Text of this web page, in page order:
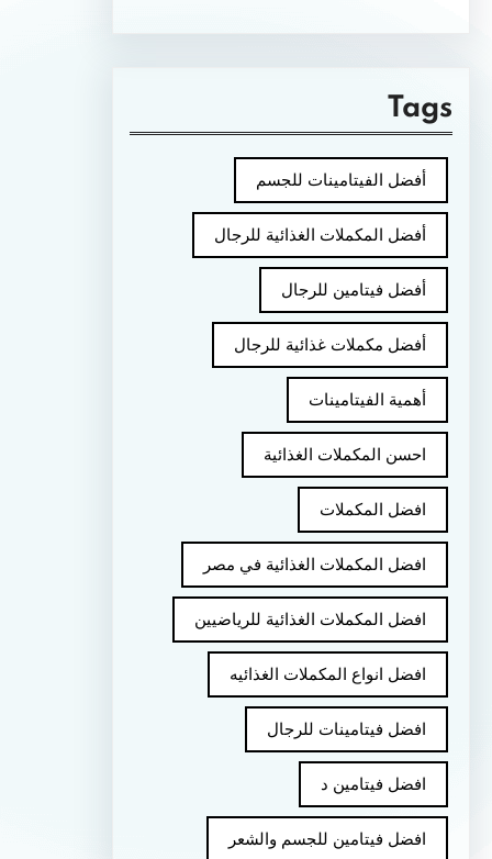
Tags
أفضل الفيتامينات للجسم
أفضل المكملات الغذائية للرجال
أفضل فيتامين للرجال
أفضل مكملات غذائية للرجال
أهمية الفيتامينات
احسن المكملات الغذائية
افضل المكملات
افضل المكملات الغذائية في مصر
افضل المكملات الغذائية للرياضيين
افضل انواع المكملات الغذائيه
افضل فيتامينات للرجال
افضل فيتامين د
افضل فيتامين للجسم والشعر